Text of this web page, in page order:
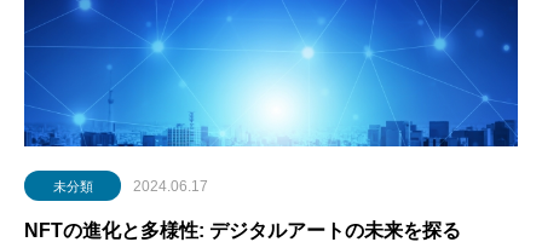
未分類 2024.06.17
NFTの進化と多様性: デジタルアートの未来を探る